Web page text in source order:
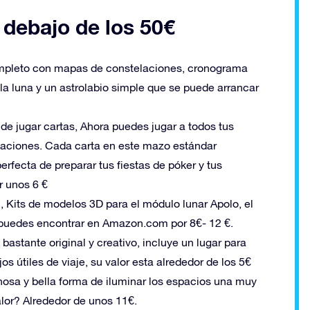
de los 50€
con mapas de constelaciones, cronograma
luna y un astrolabio simple que se puede arrancar
jugar cartas, Ahora puedes jugar a todos tus
Cada carta en este mazo estándar
de preparar tus fiestas de póker y tus
unos 6 €
de modelos 3D para el módulo lunar Apolo, el
encontrar en Amazon.com por 8€- 12 €.
original y creativo, incluye un lugar para
útiles de viaje, su valor esta alrededor de los 5€
y bella forma de iluminar los espacios una muy
Alrededor de unos 11€.